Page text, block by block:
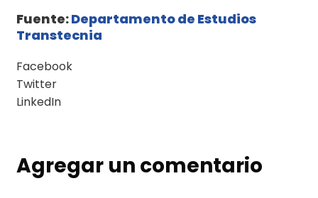
Fuente:Departamento de Estudios
Transtecnia
Facebook
Twitter
LinkedIn
Agregar un comentario